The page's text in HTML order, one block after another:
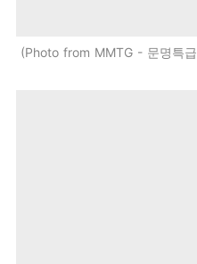
Photo from MMTG - 문명특급